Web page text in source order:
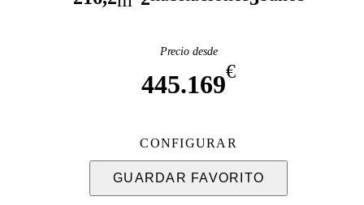
Precio desde
445.169€
CONFIGURAR
GUARDAR FAVORITO